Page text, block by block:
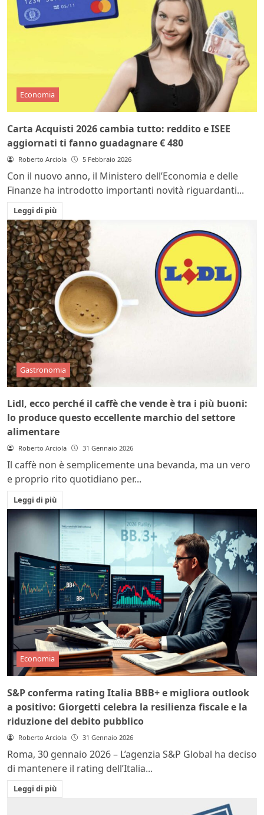
Economia
Carta Acquisti 2026 cambia tutto: reddito e ISEE
aggiornati ti fanno guadagnare € 480
Roberto Arciola 5 Febbraio 2026
Con il nuovo anno, il Ministero dell’Economia e delle
Finanze ha introdotto importanti novità riguardanti...
Leggi di più
Gastronomia
Lidl, ecco perché il caffè che vende è tra i più buoni:
lo produce questo eccellente marchio del settore
alimentare
Roberto Arciola 31 Gennaio 2026
Il caffè non è semplicemente una bevanda, ma un vero
e proprio rito quotidiano per...
Leggi di più
Economia
S&P conferma rating Italia BBB+ e migliora outlook
a positivo: Giorgetti celebra la resilienza fiscale e la
riduzione del debito pubblico
Roberto Arciola 31 Gennaio 2026
Roma, 30 gennaio 2026 – L’agenzia S&P Global ha deciso
di mantenere il rating dell’Italia...
Leggi di più